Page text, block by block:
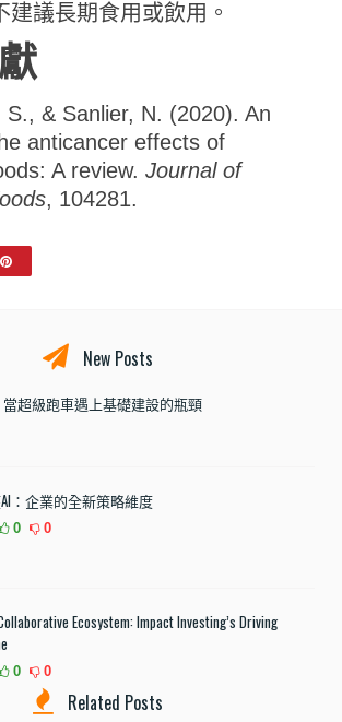
建議長期食用或飲用。
S., & Sanlier, N. (2020). An
anticancer effects of
A review. Journal of
, 104281.
New Posts
超級跑車遇上基礎建設的瓶頸
：企業的全新策略維度
0 0
Ecosystem: Impact Investing’s Driving
0 0
Related Posts